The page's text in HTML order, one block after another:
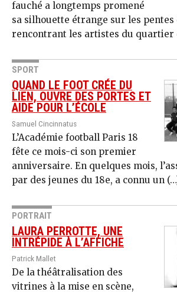
fauché a longtemps promené
sa silhouette étrange sur les pentes
rencontrant les artistes du quartier
SPORT
QUAND LE FOOT CRÉE DU
LIEN, OUVRE DES PORTES ET
AIDE POUR L’ÉCOLE
Samuel Cincinnatus
L’Académie football Paris 18
fête ce mois-ci son premier
anniversaire. En quelques mois,
par des jeunes du 18e, a connu un
PORTRAIT
LAURA PERROTTE, UNE
INTRÉPIDE À L’AFFICHE
Patrick Mallet
De la théâtralisation des
vitrines à la mise en scène,